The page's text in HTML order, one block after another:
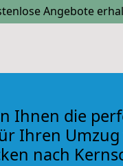
Angebote
Ihnen die
Ihren Umzug
nach